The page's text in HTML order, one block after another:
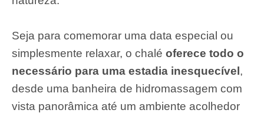
Seja para comemorar uma data especial ou
simplesmente relaxar, o chalé oferece todo o
necessário para uma estadia inesquecível,
desde uma banheira de hidromassagem com
vista panorâmica até um ambiente acolhedor